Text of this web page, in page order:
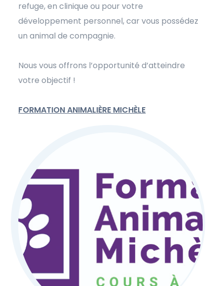
refuge, en clinique ou pour votre
développement personnel, car vous possédez
un animal de compagnie.
Nous vous offrons l’opportunité d’atteindre
votre objectif !
FORMATION ANIMALIÈRE MICHÈLE